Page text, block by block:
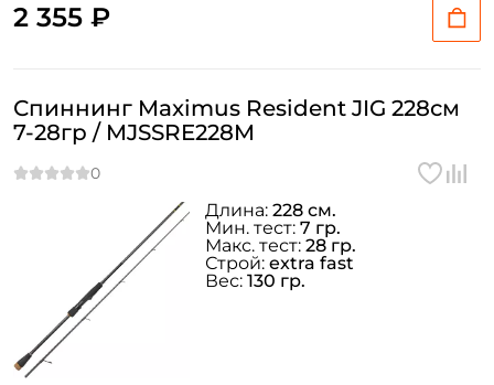
2 355 ₽
Спиннинг Maximus Resident JIG 228см
7-28гр / MJSSRE228M
Длина: 228 см.
Мин. тест: 7 гр.
Макс. тест: 28 гр.
Строй: extra fast
Вес: 130 гр.